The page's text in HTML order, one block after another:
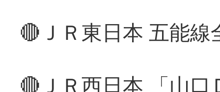
🔴ＪＲ東日本 五能
🔴ＪＲ西日本 「山